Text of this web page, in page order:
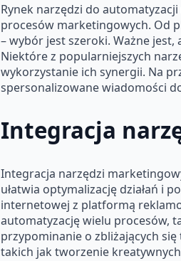
Rynek narzędzi do
procesów marketingowych. Od
– wybór jest szeroki. Ważne
Niektóre z popularniejszych
wykorzystanie ich synergii. Na
spersonalizowane wiadomości
Integracja
Integracja narzędzi
ułatwia optymalizację działań i
internetowej z platformą
automatyzację wielu procesów,
przypominanie o zbliżających
takich jak tworzenie